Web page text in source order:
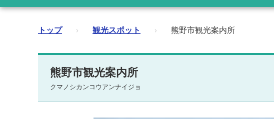
トップ › 観光スポット › 熊野市観光案内所
熊野市観光案内所
クマノシカンコウアンナイジョ